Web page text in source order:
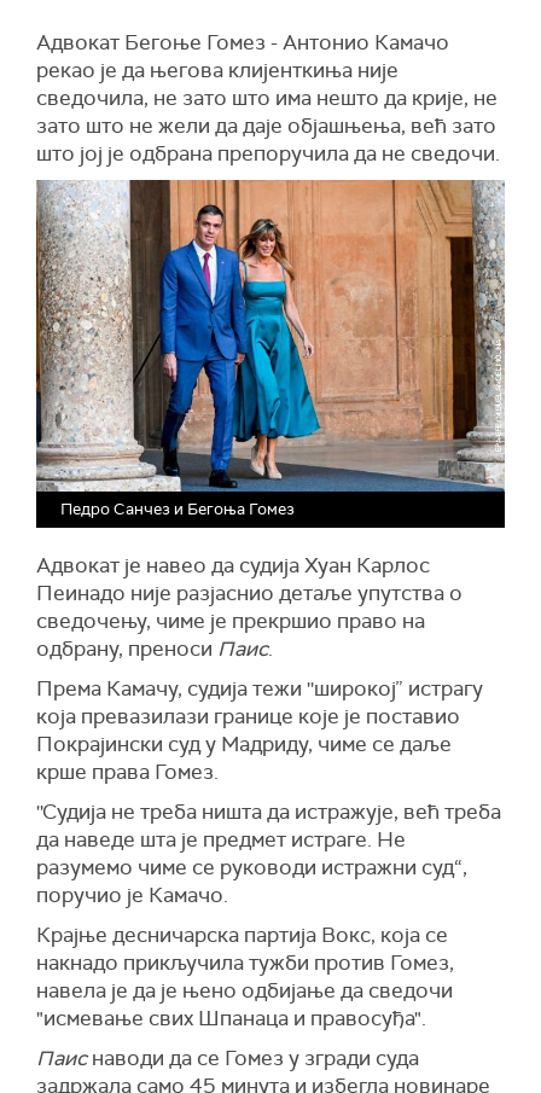
Адвокат Бегоње Гомез - Антонио Камачо
рекао је да његова клијенткиња није
сведочила, не зато што има нешто да крије, не
зато што не жели да даје објашњења, већ зато
што јој је одбрана препоручила да не сведочи.
Педро Санчез и Бегоња Гомез
Адвокат је навео да судија Хуан Карлос
Пеинадо није разјаснио детаље упутства о
сведочењу, чиме је прекршио право на
одбрану, преноси Паис.
Према Камачу, судија тежи ''широкој” истрагу
која превазилази границе које је поставио
Покрајински суд у Мадриду, чиме се даље
крше права Гомез.
''Судија не треба ништа да истражује, већ треба
да наведе шта је предмет истраге. Не
разумемо чиме се руководи истражни суд“,
поручио је Камачо.
Крајње десничарска партија Вокс, која се
накнадо прикључила тужби против Гомез,
навела је да је њено одбијање да сведочи
"исмевање свих Шпанаца и правосуђа".
Паиснаводи да се Гомез у згради суда
задржала само 45 минута и избегла новинаре